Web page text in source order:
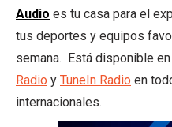
Audio es tu casa para el
tus deportes y equipos
semana. Está disponible
Radio y TuneIn Radio en
internacionales.